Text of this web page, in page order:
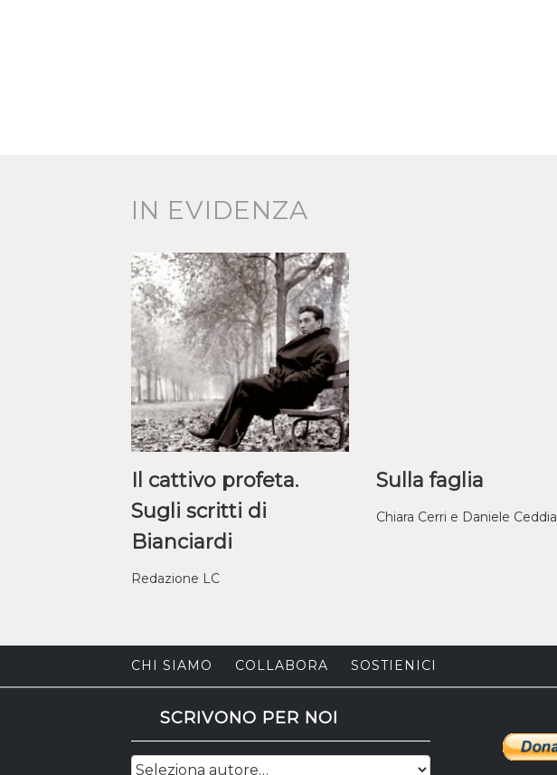
IN EVIDENZA
Il cattivo profeta.
Sugli scritti di
Bianciardi
Redazione LC
Sulla faglia
Chiara Cerri e Daniele Ceddia
CHI SIAMO COLLABORA SOSTIENICI
SCRIVONO PER NOI